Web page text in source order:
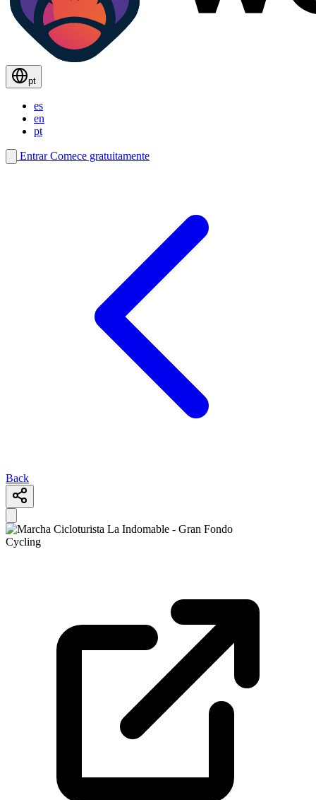
pt
es
en
pt
EntrarComece gratuitamente
Back
Cycling